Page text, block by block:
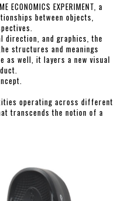
EXPERIMENT, a
between objects,
direction, and graphics, the
structures and meanings
as well, it layers a new visual
operating across different
transcends the notion of a